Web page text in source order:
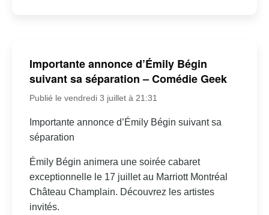
Importante annonce d’Émily Bégin
suivant sa séparation – Comédie Geek
Publié le vendredi 3 juillet à 21:31
Importante annonce d’Émily Bégin suivant sa
séparation
Émily Bégin animera une soirée cabaret
exceptionnelle le 17 juillet au Marriott Montréal
Château Champlain. Découvrez les artistes
invités.